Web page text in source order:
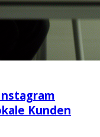
Kunden